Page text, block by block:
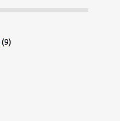
(9)